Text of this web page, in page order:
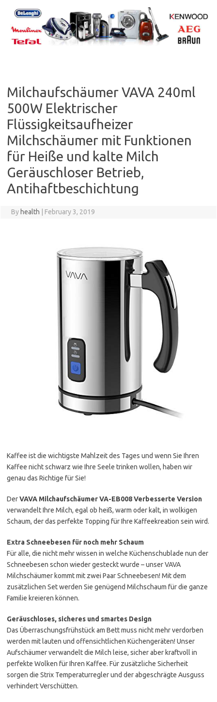
content
Milchaufschäumer VAVA 240ml
500W Elektrischer
Flüssigkeitsaufheizer
Milchschäumer mit Funktionen
für Heiße und kalte Milch
Geräuschloser Betrieb,
Antihaftbeschichtung
By health February 3, 2019
Kaffee ist die wichtigste Mahlzeit des Tages und wenn Sie Ihren
Kaffee nicht schwarz wie Ihre Seele trinken wollen, haben wir
genau das Richtige für Sie!
DerVAVA Milchaufschäumer VA-EB008 Verbesserte Version
verwandelt Ihre Milch, egal ob heiß, warm oder kalt, in wolkigen
Schaum, der das perfekte Topping für Ihre Kaffeekreation sein wird.
Extra Schneebesen für noch mehr Schaum
Für alle, die nicht mehr wissen in welche Küchenschublade nun der
Schneebesen schon wieder gesteckt wurde – unser VAVA
Milchschäumer kommt mit zwei Paar Schneebesen! Mit dem
zusätzlichen Set werden Sie genügend Milchschaum für die ganze
Familie kreieren können.
Geräuschloses, sicheres und smartes Design
Das Überraschungsfrühstück am Bett muss nicht mehr verdorben
werden mit lauten und offensichtlichen Küchengeräten! Unser
Aufschäumer verwandelt die Milch leise, sicher aber kraftvoll in
perfekte Wolken für Ihren Kaffee. Für zusätzliche Sicherheit
sorgen die Strix Temperaturregler und der abgeschrägte Ausguss
verhindert Verschütten.